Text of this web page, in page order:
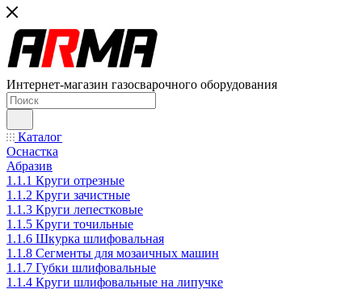
Интернет-магазин газосварочного оборудования
Каталог
Оснастка
Абразив
1.1.1 Круги отрезные
1.1.2 Круги зачистные
1.1.3 Круги лепестковые
1.1.5 Круги точильные
1.1.6 Шкурка шлифовальная
1.1.8 Сегменты для мозаичных машин
1.1.7 Губки шлифовальные
1.1.4 Круги шлифовальные на липучке